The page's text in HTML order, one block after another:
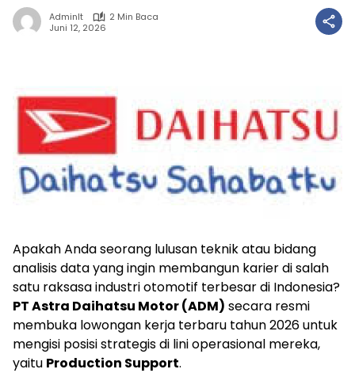
Adminlt
2 Min Baca
Juni 12, 2026
Apakah Anda seorang lulusan teknik atau bidang
analisis data yang ingin membangun karier di salah
satu raksasa industri otomotif terbesar di Indonesia?
PT Astra Daihatsu Motor (ADM) secara resmi
membuka lowongan kerja terbaru tahun 2026 untuk
mengisi posisi strategis di lini operasional mereka,
yaitu Production Support.